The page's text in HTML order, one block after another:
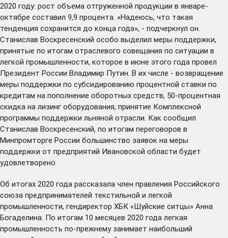
2020 году: рост объема отгруженной продукции в январе-
октябре составил 9,9 процента. «Надеюсь, что такая
тенденция сохранится до конца года», - подчеркнул он.
Станислав Воскресенский особо выделил меры поддержки,
принятые по итогам отраслевого совещания по ситуации в
легкой промышленности, которое в июне этого года провел
Президент России Владимир Путин. В их числе - возвращение
меры поддержки по субсидированию процентной ставки по
кредитам на пополнение оборотных средств, 50-процентная
скидка на лизинг оборудования, принятие Комплексной
программы поддержки льняной отрасли. Как сообщил
Станислав Воскресенский, по итогам переговоров в
Минпромторге России большинство заявок на меры
поддержки от предприятий Ивановской области будет
удовлетворено.
Об итогах 2020 года рассказала член правления Российского
союза предпринимателей текстильной и легкой
промышленности, гендиректор ХБК «Шуйские ситцы» Анна
Богаделина. По итогам 10 месяцев 2020 года легкая
промышленность по-прежнему занимает наибольший